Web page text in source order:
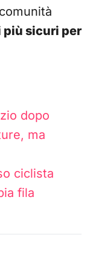
più sicuri per
dopo
ma
ciclista
fila